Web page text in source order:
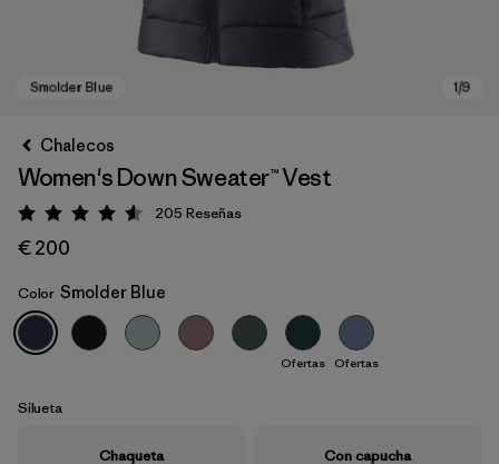
Smolder Blue
Chalecos
Women's Down Sweater™ Vest
Puntuación: 4.6 / 5
205 Reseñas
€ 200
Color Smolder Blue
Ofertas Ofertas
Silueta
Chaqueta Con capucha